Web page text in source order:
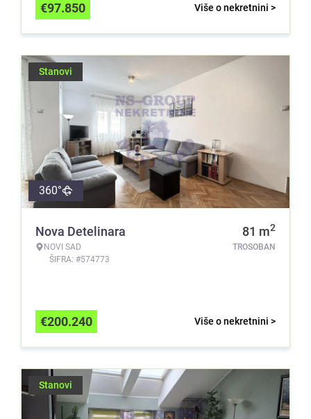
Više o nekretnini >
€97.850
Stanovi
360°
Nova Detelinara
NOVI SAD
ŠIFRA: #574773
81 m2
TROSOBAN
Više o nekretnini >
€200.240
Stanovi